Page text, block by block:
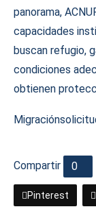
panorama,
capacidades
buscan refugio,
condiciones
obtienen
Migración
Compartir 0
Pinterest